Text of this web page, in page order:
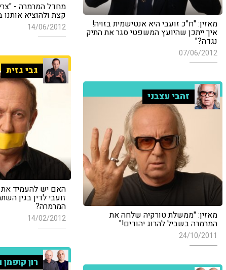
מחדל המרמרה -
קצת ולהוציא אותנו
14/06/2012 מאזין: "ח"כ זועבי היא אנטישמית בזויה!
איך ייתכן שהיועץ המשפטי סגר את התיק
נגדה?"
07/06/2012
גבי גזית
האם יש להעמיד את
זועבי לדין בגין
המרמרה?
14/02/2012
זהבי עצבני
מאזין: "ממשלת טורקיה שלחה את
המרמרה בשביל להרוג יהודים!"
24/10/2011
רון